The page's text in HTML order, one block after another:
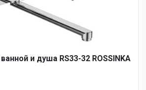
и душа RS33-32 ROSSINKA